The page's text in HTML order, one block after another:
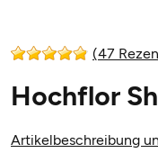
(47
Hochflor
Artikelbeschreibung